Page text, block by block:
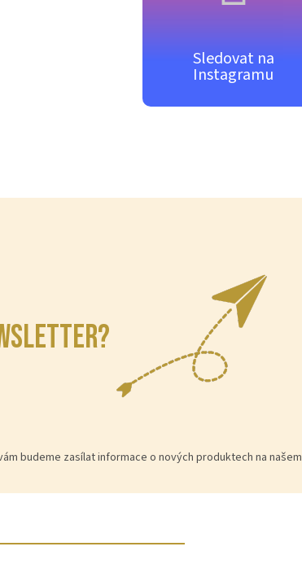
Sledovat na
Instagramu
budeme zasílat informace o nových produktech na